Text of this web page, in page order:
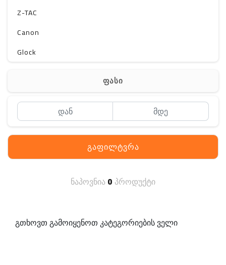
Z-TAC
Canon
Glock
Lancer Tactical
SIG SAUER
PENTAGON
ფასი
გაფილტვრა
ნაპოვნია0 პროდუქტი
გთხოვთ გამოიყენოთ კატეგორიების ველი